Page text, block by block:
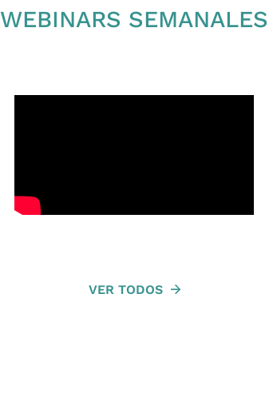
WEBINARS SEMANALES
VER TODOS